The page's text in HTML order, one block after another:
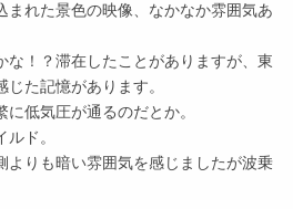
まれた景色の映像、なかなか雰囲気あ
な！？滞在したことがありますが、東
た記憶があります。
低気圧が通るのだとか。
ド。
よりも暗い雰囲気を感じましたが波乗